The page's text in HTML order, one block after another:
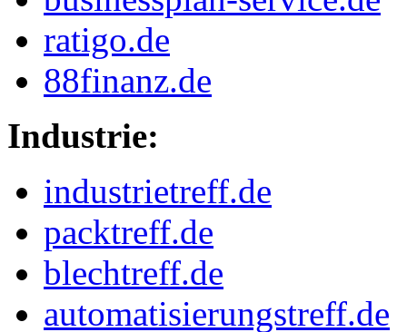
ratigo.de
88finanz.de
Industrie:
industrietreff.de
packtreff.de
blechtreff.de
automatisierungstreff.de